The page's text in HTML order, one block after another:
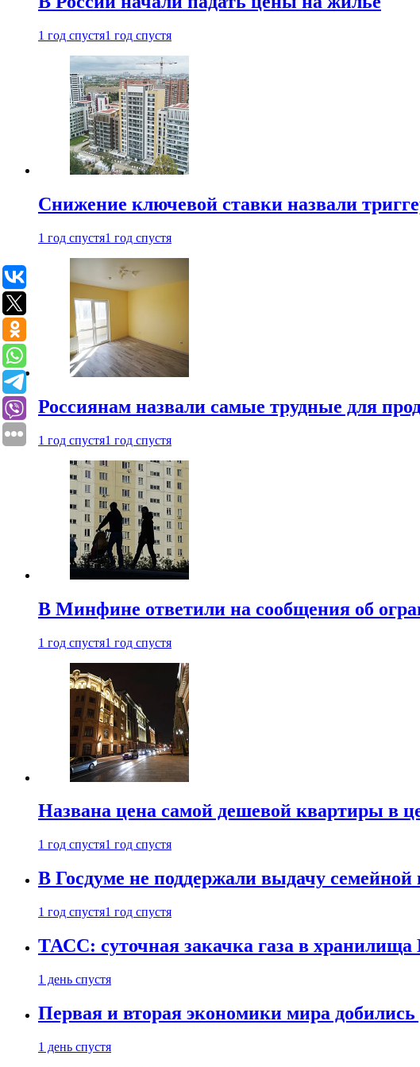
1 год спустя1 год спустя
Снижение ключевой ставки назвали
1 год спустя1 год спустя
Россиянам назвали самые трудные для
1 год спустя1 год спустя
В Минфине ответили на сообщения об
1 год спустя1 год спустя
Названа цена самой дешевой квартиры в
1 год спустя1 год спустя
В Госдуме не поддержали выдачу семейной
1 год спустя1 год спустя
ТАСС: суточная закачка газа в
1 день спустя
Первая и вторая экономики мира добились
1 день спустя